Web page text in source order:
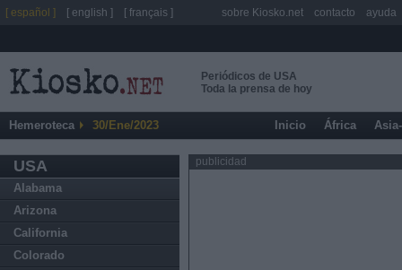
Periódicos de USA
Toda la prensa de hoy
Hemeroteca 30/Ene/2023 Inicio África
USA
Alabama
Arizona
California
Colorado
publicidad
[ español ] [ english ] [ français ] sobre Kiosko.net contacto ayuda